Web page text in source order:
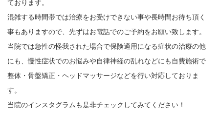
ております。
混雑する時間帯では治療をお受けできない事や長時間お待ち頂く
事もありますので、先ずはお電話でのご予約をお願い致します。
当院では急性の怪我された場合で保険適用になる症状の治療の他
にも、慢性症状でのお悩みや自律神経の乱れなどにも自費施術で
整体・骨盤矯正・ヘッドマッサージなどを行い対応しておりま
す。
当院のインスタグラムも是非チェックしてみてください！